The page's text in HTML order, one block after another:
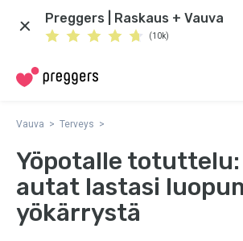
Preggers | Raskaus + Vauva
(10k)
Vauva Terveys
Yöpotalle totuttelu:
autat lastasi
yökärrystä